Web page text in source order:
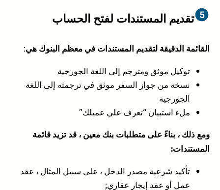
تقديم المستندات لفتح الحساب
القائمة الدقيقة لتقديم المستندات في معظم البنوك هي:
توكيل موثق ومترجم إلى اللغة الجورجية
نسخة من جواز السفر موثق في ترجمته إلى اللغة
الجورجية
ملء استبيان “تعرف علي عميلك”
ومع ذلك ، بناءً على متطلبات بنك معين ، قد تزيد قائمة
المستندات:
تأكيد شرعية مصدر الدخل ، على سبيل المثال ، عقد
عمل أو عقد إيجار عقاري;